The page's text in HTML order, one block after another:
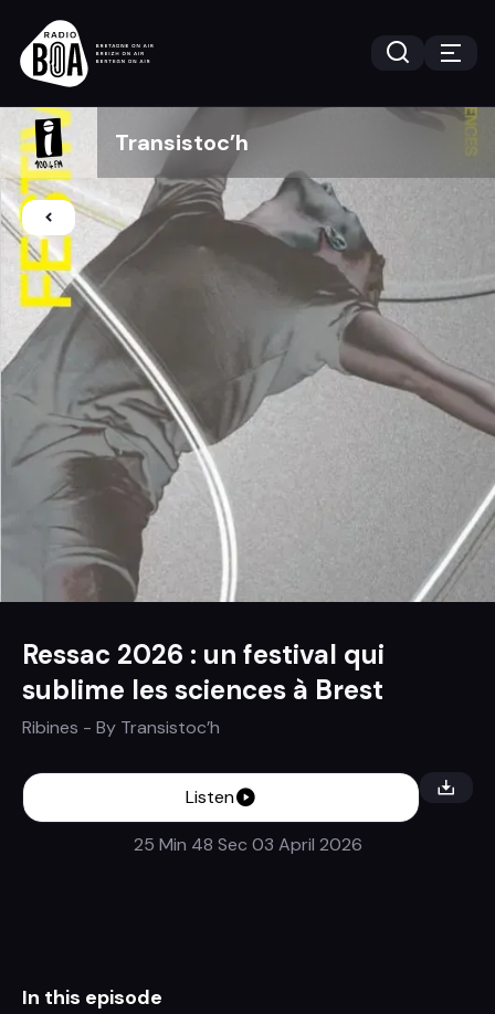
Transistoc’h
Ressac 2026 : un festival qui
sublime les sciences à Brest
Ribines - By Transistoc’h
Listen
25 Min 48 Sec 03 April 2026
In this episode